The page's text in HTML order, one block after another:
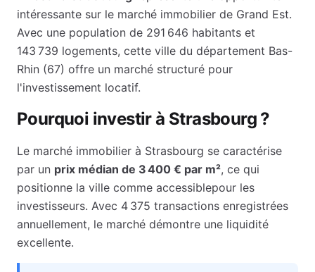
intéressante sur le marché immobilier de Grand Est.
Avec une population de 291 646 habitants et
143 739 logements, cette ville du département Bas-
Rhin (67) offre un marché structuré pour
l'investissement locatif.
Pourquoi investir à Strasbourg ?
Le marché immobilier à Strasbourg se caractérise
par un prix médian de 3 400 € par m², ce qui
positionne la ville comme accessiblepour les
investisseurs. Avec 4 375 transactions enregistrées
annuellement, le marché démontre une liquidité
excellente.